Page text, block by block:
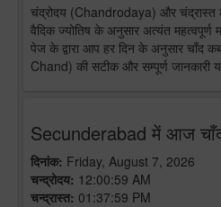
चंद्रोदय (Chandrodaya) और चंद्रास्त
वैदिक ज्योतिष के अनुसार अत्यंत
पेज के द्वारा आप हर दिन के अनुसार चाँद
Chand) की सटीक और सम्पूर्ण जानकारी
Secunderabad में आज
दिनांक: Friday, August 7, 2026
चन्द्रोदय: 12:00:59 AM
चन्द्रास्त: 01:37:59 PM